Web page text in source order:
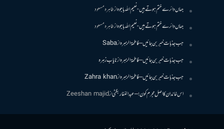
جہاں دائرے ختم ہوتے ہیں- نعیم اللہ باجوہازطاہرہ مسعود
جہاں دائرے ختم ہوتے ہیں- نعیم اللہ باجوہازطاہرہ مسعود
جب جذبات خبر بن جائیں – فاطمۃالزہرہازSaba
جب جذبات خبر بن جائیں – فاطمۃالزہرہازنایاب زہرہ
جب جذبات خبر بن جائیں – فاطمۃالزہرہازZahra khan
اس خاندان کا اصل مجرم کون! – عبدالغفار بگٹیازZeeshan majid